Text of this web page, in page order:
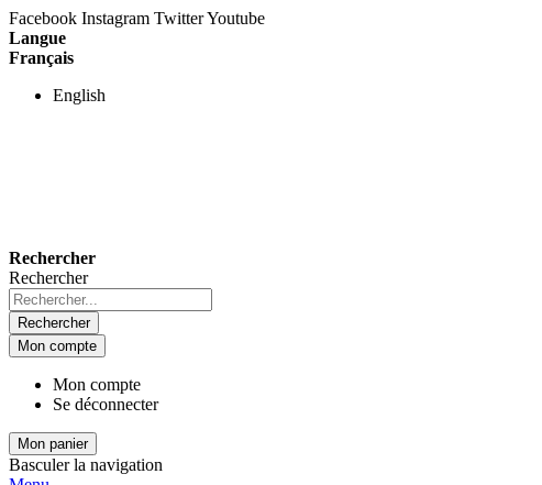
Facebook Instagram TwitterYoutube
Langue
Français
English
Rechercher
Rechercher
Rechercher
Mon compte
Mon compte
Se déconnecter
Mon panier
Basculer la navigation